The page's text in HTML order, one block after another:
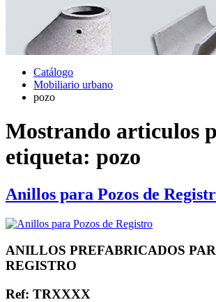
Catálogo
Mobiliario urbano
pozo
Mostrando articulos
etiqueta: pozo
Anillos para Pozos de
ANILLOS PREFABRICADOS
REGISTRO
Ref: TRXXXX